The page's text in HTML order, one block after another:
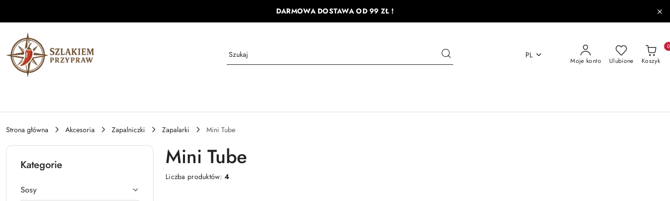
DARMOWA DOSTAWA OD 99 ZŁ !
PL
Moje konto Ulubione Koszyk
0
Strona główna Akcesoria Zapalniczki Zapalarki Mini Tube
Kategorie
Sosy
Mini Tube
Liczba produktów:4